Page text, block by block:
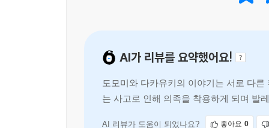
자신이 범인임을 감추기 위해 장치하는 트릭임
즉, 작가는 독자를 속이기 위해 고의로 오해할
거짓말이나 트릭을 찾아내기에 급급한 독자는
부자연스럽거나 허술하다고 생각했던 설정이나
AI가 리뷰를 요약했어요!
도모미와 다카유키의 이야기는 서로 다
는 사고로 인해 의족을 착용하게 되며 발
새로운 삶을 시작하게 한다. 두 사람은